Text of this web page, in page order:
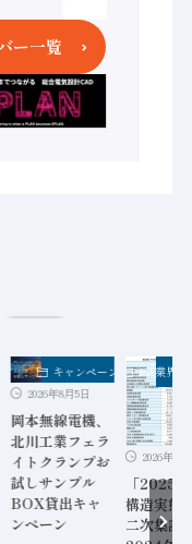
ー一覧
キャンペーン
2026年8月5日
岡本無線電機、
北川工業フェラ
イトクランプお
試しサンプル
BOX貸出キャ
ンペーン
FA業界・
2026年8
「2025
構造実態
二次集計